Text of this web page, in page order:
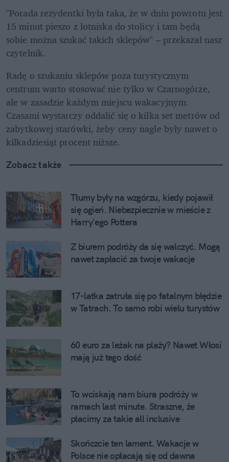
"Porada rezydentki była taka, że w dniu powrotu jest
15 minut pieszo z lotniska do stolicy i tam będą
sobie można szukać takich sklepów" – przekazał nasz
czytelnik.
Radę o szukaniu sklepów poza turystycznym
centrum warto stosować nie tylko w Czarnogórze,
ale w zasadzie każdym miejscu wakacyjnym.
Czasami wystarczy oddalić się o kilka set metrów od
zabytkowej starówki, żeby ceny nagle były nawet o
kilkadziesiąt procent niższe.
Zobacz także
Tłumy były na wzgórzu, kiedy pojawił
się ogień. Niebezpiecznie w mieście z
Harry'ego Pottera
Z biurem podróży da się walczyć. Mogą
nawet zapłacić za twoje wakacje
17-latka zatruła się po fatalnym błędzie
w Tatrach. To samo robi wielu turystów
60 euro za leżak na plaży? Nawet Włosi
mają już tego dość
To wciskają nam biura podróży w
ramach last minute. Straszne, że
płacimy za takie all inclusive
Skończcie ten lament. Wakacje w
Polsce nie opłacają się od dawna